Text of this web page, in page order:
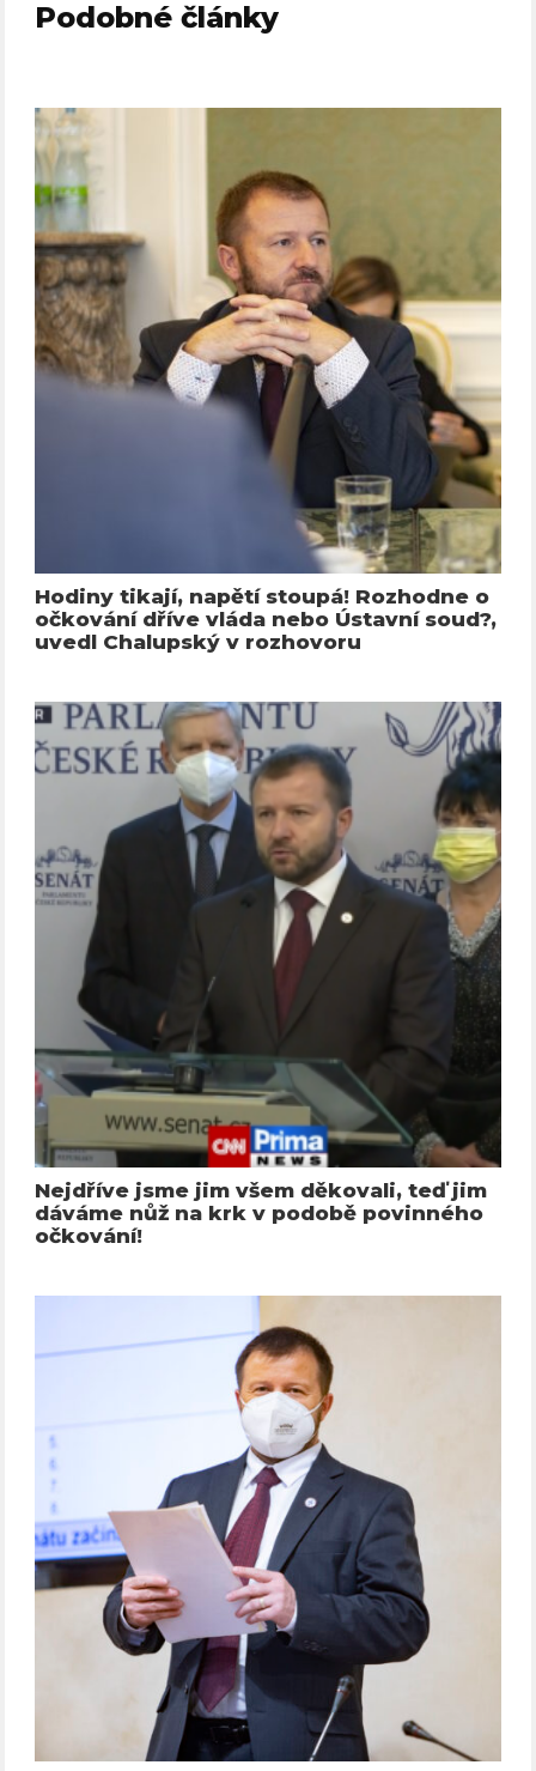
Podobné články
Hodiny tikají, napětí stoupá! Rozhodne o
očkování dříve vláda nebo Ústavní soud?,
uvedl Chalupský v rozhovoru
Nejdříve jsme jim všem děkovali, teď jim
dáváme nůž na krk v podobě povinného
očkování!